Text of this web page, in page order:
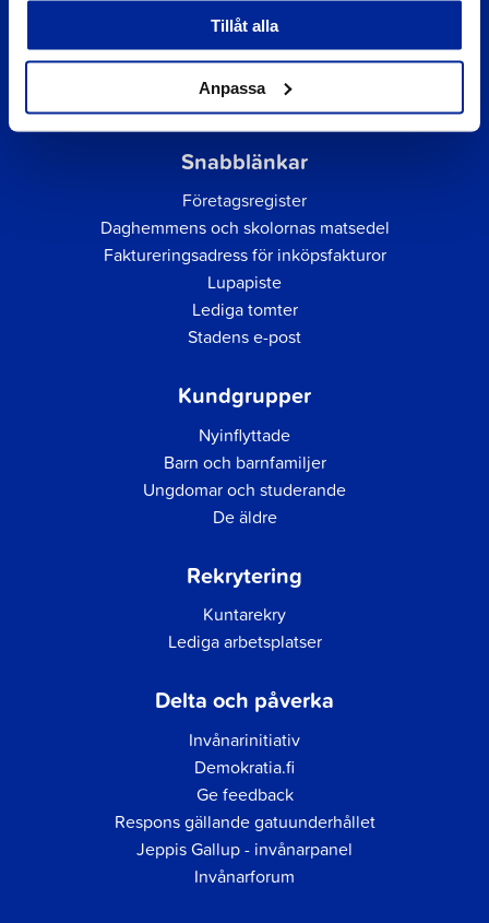
Tillåt alla
Anpassa
Snabblänkar
Företagsregister
Daghemmens och skolornas matsedel
Faktureringsadress för inköpsfakturor
Lupapiste
Lediga tomter
Stadens e-post
Kundgrupper
Nyinflyttade
Barn och barnfamiljer
Ungdomar och studerande
De äldre
Rekrytering
Kuntarekry
Lediga arbetsplatser
Delta och påverka
Invånarinitiativ
Demokratia.fi
Ge feedback
Respons gällande gatuunderhållet
Jeppis Gallup - invånarpanel
Invånarforum